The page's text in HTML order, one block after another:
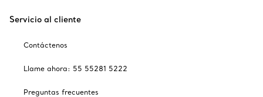
Servicio al cliente
Contáctenos
Llame ahora: 55 55281 5222
Preguntas frecuentes